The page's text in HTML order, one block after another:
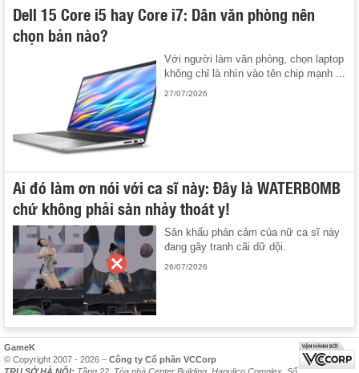
Dell 15 Core i5 hay Core i7: Dân văn phòng nên
chọn bản nào?
Với người làm văn phòng, chọn laptop
không chỉ là nhìn vào tên chip mạnh ...
27/07/2026
Ai đó làm ơn nói với ca sĩ này: Đây là WATERBOMB
chứ không phải sàn nhảy thoát y!
Sân khấu phản cảm của nữ ca sĩ này
đang gây tranh cãi dữ dội.
26/07/2026
GameK
© Copyright 2007 - 2026 – Công ty Cổ phần VCCorp